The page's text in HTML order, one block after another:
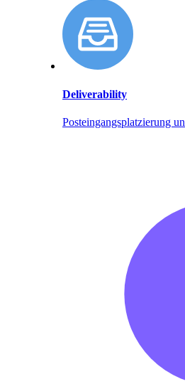
Deliverability
Posteingangsplatzierung